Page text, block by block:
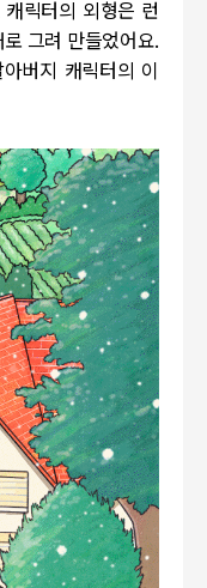
캐릭터의 외형은 런
그려 만들었어요.
아버지 캐릭터의 이